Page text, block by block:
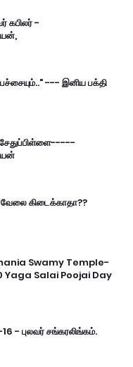
கபிலர் -
--- இனிய பக்தி
வேலை கிடைக்காதா??
Swamy Temple-
Salai Poojai Day
- புலவர் சங்கரலிங்கம்.